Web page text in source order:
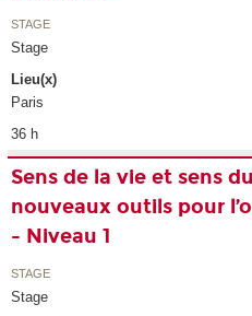
STAGE
Stage
Lieu(x)
Paris
36 h
Sens de la vie et sens
nouveaux outils pour
- Niveau 1
STAGE
Stage